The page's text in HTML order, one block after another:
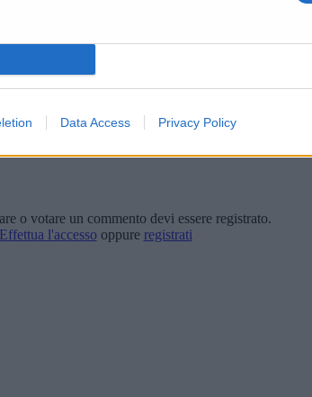
Data Access Privacy Policy
o votare un commento devi essere registrato.
Effettua l'accesso oppure registrati